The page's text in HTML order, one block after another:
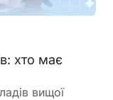
хто має
вищої